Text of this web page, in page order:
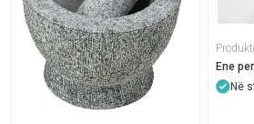
Ene
Në